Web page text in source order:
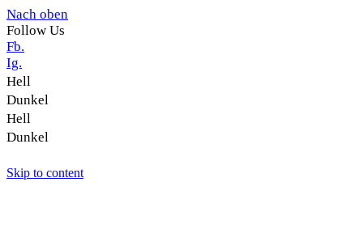
Nach oben
Follow Us
Fb.
Ig.
Hell
Dunkel
Hell
Dunkel
Skip to content